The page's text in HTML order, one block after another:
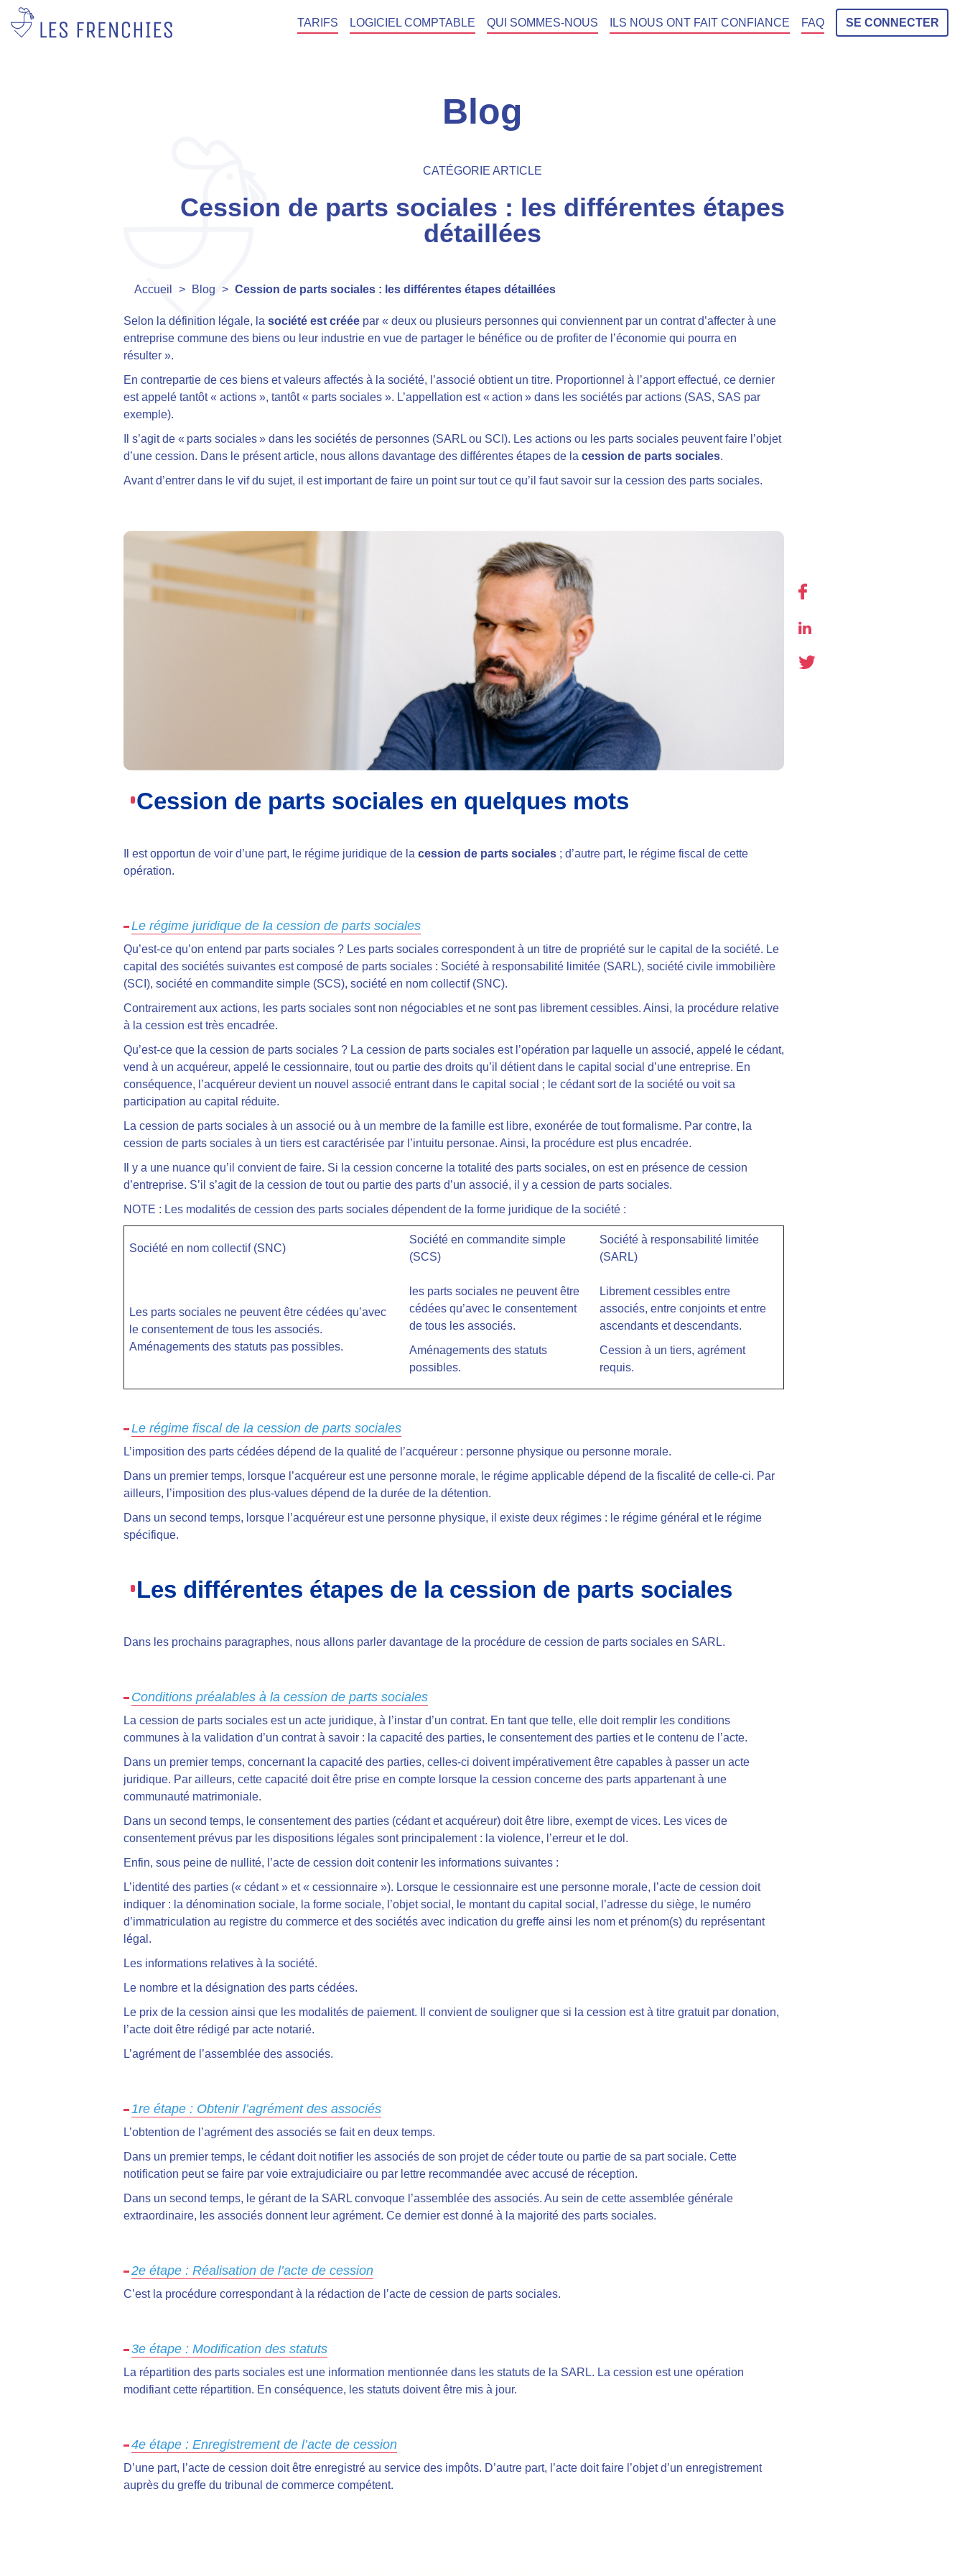
TARIFS LOGICIEL COMPTABLE QUI SOMMES-NOUS ILS NOUS ONT FAIT CONFIANCE FAQ SE CONNECTER
Blog
CATÉGORIE ARTICLE
Cession de parts sociales : les différentes étapes
détaillées
Accueil > Blog > Cession de parts sociales : les différentes étapes détaillées
Selon la définition légale, la société est créée par « deux ou plusieurs personnes qui conviennent par un contrat d’affecter à une
entreprise commune des biens ou leur industrie en vue de partager le bénéfice ou de profiter de l’économie qui pourra en
résulter ».
En contrepartie de ces biens et valeurs affectés à la société, l’associé obtient un titre. Proportionnel à l’apport effectué, ce dernier
est appelé tantôt « actions », tantôt « parts sociales ». L’appellation est « action » dans les sociétés par actions (SAS, SAS par
exemple).
Il s’agit de « parts sociales » dans les sociétés de personnes (SARL ou SCI). Les actions ou les parts sociales peuvent faire l’objet
d’une cession. Dans le présent article, nous allons davantage des différentes étapes de la cession de parts sociales.
Avant d’entrer dans le vif du sujet, il est important de faire un point sur tout ce qu’il faut savoir sur la cession des parts sociales.
Cession de parts sociales en quelques mots
Il est opportun de voir d’une part, le régime juridique de la cession de parts sociales ; d’autre part, le régime fiscal de cette
opération.
Le régime juridique de la cession de parts sociales
Qu’est-ce qu’on entend par parts sociales ? Les parts sociales correspondent à un titre de propriété sur le capital de la société. Le
capital des sociétés suivantes est composé de parts sociales : Société à responsabilité limitée (SARL), société civile immobilière
(SCI), société en commandite simple (SCS), société en nom collectif (SNC).
Contrairement aux actions, les parts sociales sont non négociables et ne sont pas librement cessibles. Ainsi, la procédure relative
à la cession est très encadrée.
Qu’est-ce que la cession de parts sociales ? La cession de parts sociales est l’opération par laquelle un associé, appelé le cédant,
vend à un acquéreur, appelé le cessionnaire, tout ou partie des droits qu’il détient dans le capital social d’une entreprise. En
conséquence, l’acquéreur devient un nouvel associé entrant dans le capital social ; le cédant sort de la société ou voit sa
participation au capital réduite.
La cession de parts sociales à un associé ou à un membre de la famille est libre, exonérée de tout formalisme. Par contre, la
cession de parts sociales à un tiers est caractérisée par l’intuitu personae. Ainsi, la procédure est plus encadrée.
Il y a une nuance qu’il convient de faire. Si la cession concerne la totalité des parts sociales, on est en présence de cession
d’entreprise. S’il s’agit de la cession de tout ou partie des parts d’un associé, il y a cession de parts sociales.
NOTE : Les modalités de cession des parts sociales dépendent de la forme juridique de la société :
Société en nom collectif (SNC)
Société en commandite simple
(SCS)
Société à responsabilité limitée
(SARL)
Les parts sociales ne peuvent être cédées qu’avec
le consentement de tous les associés.
Aménagements des statuts pas possibles.
les parts sociales ne peuvent être
cédées qu’avec le consentement
de tous les associés.
Aménagements des statuts
possibles.
Librement cessibles entre
associés, entre conjoints et entre
ascendants et descendants.
Cession à un tiers, agrément
requis.
Le régime fiscal de la cession de parts sociales
L’imposition des parts cédées dépend de la qualité de l’acquéreur : personne physique ou personne morale.
Dans un premier temps, lorsque l’acquéreur est une personne morale, le régime applicable dépend de la fiscalité de celle-ci. Par
ailleurs, l’imposition des plus-values dépend de la durée de la détention.
Dans un second temps, lorsque l’acquéreur est une personne physique, il existe deux régimes : le régime général et le régime
spécifique.
Les différentes étapes de la cession de parts sociales
Dans les prochains paragraphes, nous allons parler davantage de la procédure de cession de parts sociales en SARL.
Conditions préalables à la cession de parts sociales
La cession de parts sociales est un acte juridique, à l’instar d’un contrat. En tant que telle, elle doit remplir les conditions
communes à la validation d’un contrat à savoir : la capacité des parties, le consentement des parties et le contenu de l’acte.
Dans un premier temps, concernant la capacité des parties, celles-ci doivent impérativement être capables à passer un acte
juridique. Par ailleurs, cette capacité doit être prise en compte lorsque la cession concerne des parts appartenant à une
communauté matrimoniale.
Dans un second temps, le consentement des parties (cédant et acquéreur) doit être libre, exempt de vices. Les vices de
consentement prévus par les dispositions légales sont principalement : la violence, l’erreur et le dol.
Enfin, sous peine de nullité, l’acte de cession doit contenir les informations suivantes :
L’identité des parties (« cédant » et « cessionnaire »). Lorsque le cessionnaire est une personne morale, l’acte de cession doit
indiquer : la dénomination sociale, la forme sociale, l’objet social, le montant du capital social, l’adresse du siège, le numéro
d’immatriculation au registre du commerce et des sociétés avec indication du greffe ainsi les nom et prénom(s) du représentant
légal.
Les informations relatives à la société.
Le nombre et la désignation des parts cédées.
Le prix de la cession ainsi que les modalités de paiement. Il convient de souligner que si la cession est à titre gratuit par donation,
l’acte doit être rédigé par acte notarié.
L’agrément de l’assemblée des associés.
1re étape : Obtenir l’agrément des associés
L’obtention de l’agrément des associés se fait en deux temps.
Dans un premier temps, le cédant doit notifier les associés de son projet de céder toute ou partie de sa part sociale. Cette
notification peut se faire par voie extrajudiciaire ou par lettre recommandée avec accusé de réception.
Dans un second temps, le gérant de la SARL convoque l’assemblée des associés. Au sein de cette assemblée générale
extraordinaire, les associés donnent leur agrément. Ce dernier est donné à la majorité des parts sociales.
2e étape : Réalisation de l’acte de cession
C’est la procédure correspondant à la rédaction de l’acte de cession de parts sociales.
3e étape : Modification des statuts
La répartition des parts sociales est une information mentionnée dans les statuts de la SARL. La cession est une opération
modifiant cette répartition. En conséquence, les statuts doivent être mis à jour.
4e étape : Enregistrement de l’acte de cession
D’une part, l’acte de cession doit être enregistré au service des impôts. D’autre part, l’acte doit faire l’objet d’un enregistrement
auprès du greffe du tribunal de commerce compétent.